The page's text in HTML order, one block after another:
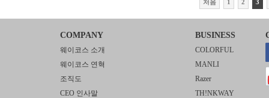
처음 1 2 3
COMPANY
웨이코스 소개
웨이코스 연혁
조직도
CEO 인사말
BUSINESS
COLORFUL
MANLI
Razer
TH!NKWAY